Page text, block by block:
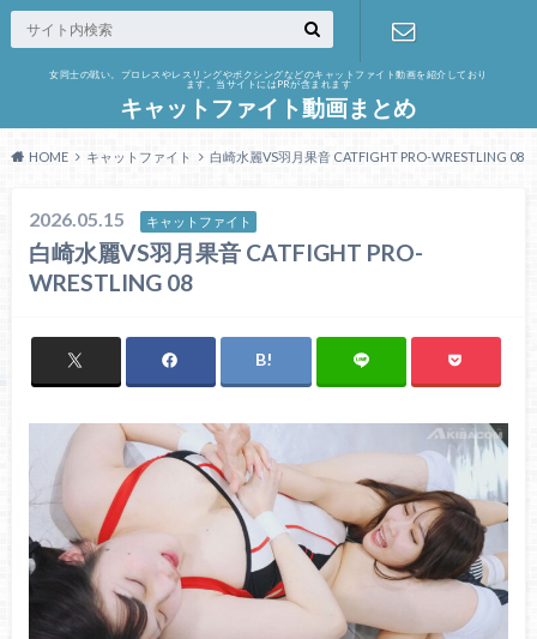
女同士の戦い。プロレスやレスリングやボクシングなどのキャットファイト動画を紹介しており
ます。当サイトにはPRが含まれます
キャットファイト動画まとめ
せ
HOME キャットファイト 白崎水麗VS羽月果音 CATFIGHT PRO-WRESTLING 08
2026.05.15 キャットファイト
白崎水麗VS羽月果音 CATFIGHT PRO-
WRESTLING 08